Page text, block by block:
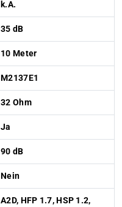
k.A.
35 dB
10 Meter
M2137E1
32 Ohm
Ja
90 dB
Nein
A2D, HFP 1.7, HSP 1.2,